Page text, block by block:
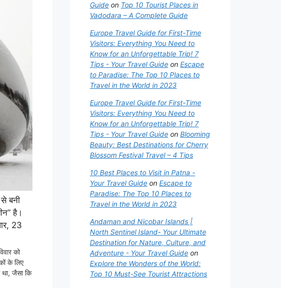
बनी
है।
23
को
के लिए
था, जैसा कि
Guide on Top 10 Tourist Places in
Vadodara – A Complete Guide
Europe Travel Guide for First-Time
Visitors: Everything You Need to
Know for an Unforgettable Trip! 7
Tips - Your Travel Guide on Escape
to Paradise: The Top 10 Places to
Travel in the World in 2023
Europe Travel Guide for First-Time
Visitors: Everything You Need to
Know for an Unforgettable Trip! 7
Tips - Your Travel Guide on Blooming
Beauty: Best Destinations for Cherry
Blossom Festival Travel – 4 Tips
10 Best Places to Visit in Patna -
Your Travel Guide on Escape to
Paradise: The Top 10 Places to
Travel in the World in 2023
Andaman and Nicobar Islands |
North Sentinel Island- Your Ultimate
Destination for Nature, Culture, and
Adventure - Your Travel Guide on
Explore the Wonders of the World:
Top 10 Must-See Tourist Attractions